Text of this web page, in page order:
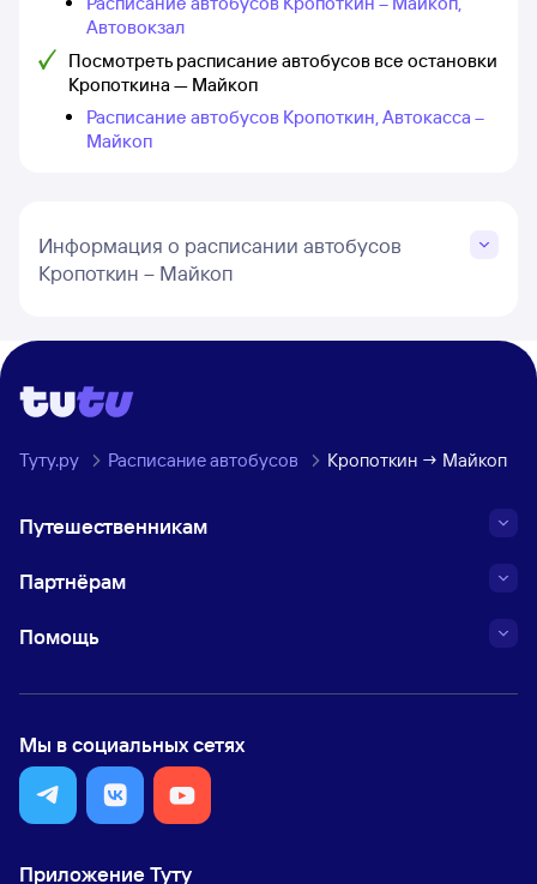
Автовокзал
Посмотреть расписание автобусов все остановки
Кропоткина — Майкоп
Расписание автобусов Кропоткин, Автокасса –
Майкоп
Информация о расписании автобусов
Кропоткин – Майкоп
Туту.ру Расписание автобусов Кропоткин → Майкоп
Путешественникам
Партнёрам
Помощь
Мы в социальных сетях
Приложение Туту